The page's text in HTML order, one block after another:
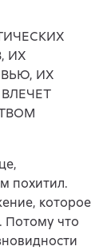
ИХ
ИХ
похитил.
которое
Потому что